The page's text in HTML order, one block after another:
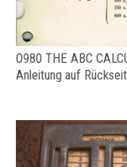
O980 THE ABC
Anleitung auf